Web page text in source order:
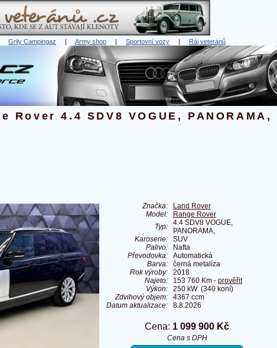
Grily Campingaz | Army shop | Sportovní vozy | Ráj veteránů
Rover 4.4 SDV8 VOGUE, PANORAMA,
Značka:
Land Rover
Model:
Range Rover
Typ:
4.4 SDV8 VOGUE,
PANORAMA,
Karoserie:
SUV
Palivo:
Nafta
Převodovka:
Automatická
Barva:
černá metalíza
Rok výroby:
2018
Najeto:
153 760 Km - prověřit
Výkon:
250 kW (340 koní)
Zdvihový objem:
4367 ccm
Datum aktualizace:
8.8.2026
Cena: 1 099 900 Kč
Cena s DPH